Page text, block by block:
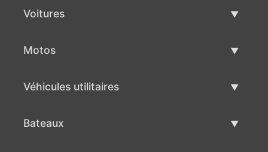
Voitures
Motos
Véhicules utilitaires
Bateaux